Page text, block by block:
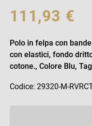
111,93 €
Polo in felpa con
con elastici, fondo
cotone., Colore Blu,
Codice: 29320-M-